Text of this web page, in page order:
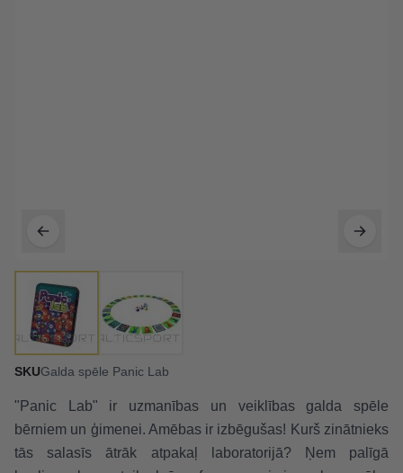
SKUGalda spēle Panic Lab
"Panic Lab" ir uzmanības un veiklības galda spēle
bērniem un ģimenei. Amēbas ir izbēgušas! Kurš zinātnieks
tās salasīs ātrāk atpakaļ laboratorijā? Ņem palīgā